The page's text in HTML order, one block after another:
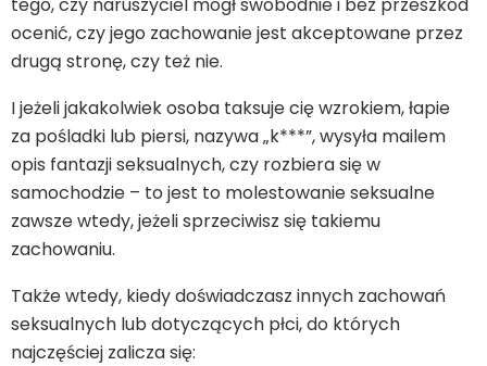
ocenić, czy jego zachowanie jest akceptowane przez
drugą stronę, czy też nie.
I jeżeli jakakolwiek osoba taksuje cię wzrokiem, łapie
za pośladki lub piersi, nazywa „k***”, wysyła mailem
opis fantazji seksualnych, czy rozbiera się w
samochodzie – to jest to molestowanie seksualne
zawsze wtedy, jeżeli sprzeciwisz się takiemu
zachowaniu.
Także wtedy, kiedy doświadczasz innych zachowań
seksualnych lub dotyczących płci, do których
najczęściej zalicza się: